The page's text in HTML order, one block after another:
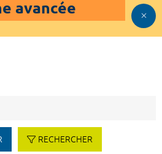
avancée
RECHERCHER